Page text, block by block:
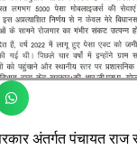
अंतर्गत पंचायत राज